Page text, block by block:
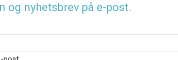
og nyhetsbrev på e-post.